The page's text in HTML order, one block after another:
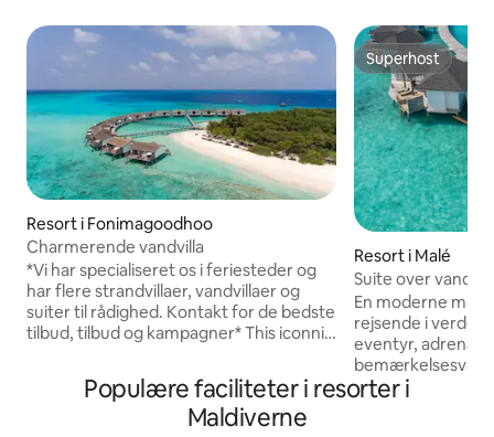
Resort i Fonimagoodhoo
Charmerende vandvilla
*Vi har specialiseret os i feriesteder og
har flere strandvillaer, vandvillaer og
suiter til rådighed. Kontakt for de bedste
tilbud, tilbud og kampagner* This iconnic
Reserve which hosts the world famous
Hanifaru Bay, home of the majestic
manta rays during the months of June
Superhost
Superhost
Resort i Malé
Suite over vand
En moderne
rejsende i
eventyr,
Vandbungalow
Populære faciliteter i resorter i
Maldiverne